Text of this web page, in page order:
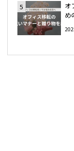
5
オ
め